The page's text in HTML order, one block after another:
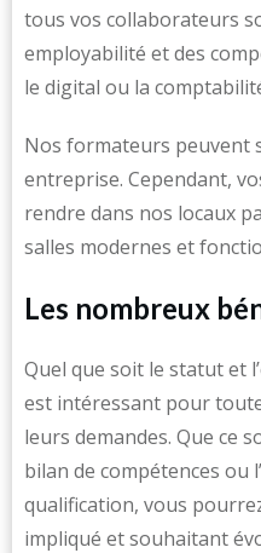
tous vos collaborateurs
employabilité et des
le digital ou la
Nos formateurs peuvent
entreprise. Cependant,
rendre dans nos locaux
salles modernes et
Les nombreux
Quel que soit le statut et
est intéressant pour
leurs demandes. Que ce
bilan de compétences ou
qualification, vous
impliqué et souhaitant